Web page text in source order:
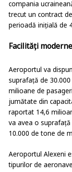
compania
trecut un contract
perioadă inițială de
Facilități
Aeroportul va
suprafață de
milioane de
jumătate din
raportat 14,6
va avea o
10.000 de tone de
Aeroportul Alexeni
tipurilor de